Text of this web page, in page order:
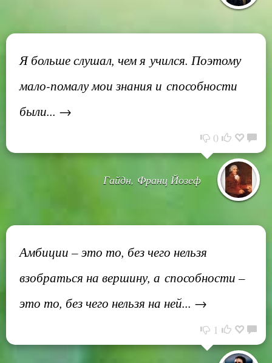
Я больше слушал, чем я учился. Поэтому
мало-помалу мои знания и способности
были... →
0
Гайдн, Франц Йозеф
Амбиции – это то, без чего нельзя
взобраться на вершину, а способности –
это то, без чего нельзя на ней... →
1